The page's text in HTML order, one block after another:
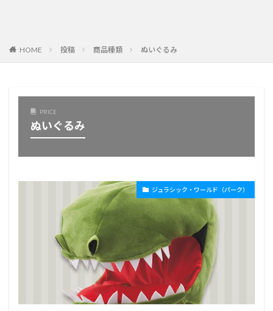
HOME 投稿 商品種類 ぬいぐるみ
PRICE
ぬいぐるみ
ジュラシック・ワールド（パーク）